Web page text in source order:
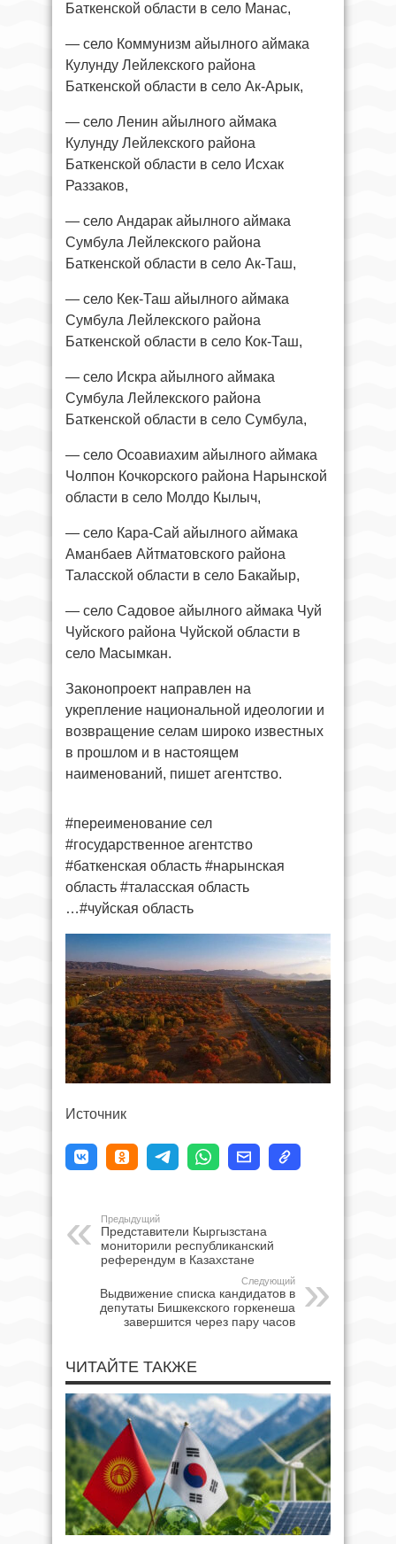
Баткенской области в село Манас,
— село Коммунизм айылного аймака
Кулунду Лейлекского района
Баткенской области в село Ак-Арык,
— село Ленин айылного аймака
Кулунду Лейлекского района
Баткенской области в село Исхак
Раззаков,
— село Андарак айылного аймака
Сумбула Лейлекского района
Баткенской области в село Ак-Таш,
— село Кек-Таш айылного аймака
Сумбула Лейлекского района
Баткенской области в село Кок-Таш,
— село Искра айылного аймака
Сумбула Лейлекского района
Баткенской области в село Сумбула,
— село Осоавиахим айылного аймака
Чолпон Кочкорского района Нарынской
области в село Молдо Кылыч,
— село Кара-Сай айылного аймака
Аманбаев Айтматовского района
Таласской области в село Бакайыр,
— село Садовое айылного аймака Чуй
Чуйского района Чуйской области в
село Масымкан.
Законопроект направлен на
укрепление национальной идеологии и
возвращение селам широко известных
в прошлом и в настоящем
наименований, пишет агентство.
#переименование сел
#государственное агентство
#баткенская область #нарынская
область #таласская область
…#чуйская область
Источник
Предыдущий
Представители Кыргызстана
мониторили республиканский
референдум в Казахстане
Следующий
Выдвижение списка кандидатов в
депутаты Бишкекского горкенеша
завершится через пару часов
ЧИТАЙТЕ ТАКЖЕ